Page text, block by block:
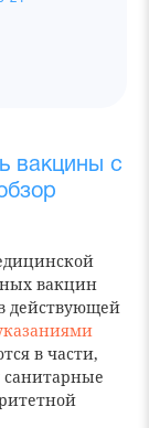
вакцины с
вакцин
действующей
в части,